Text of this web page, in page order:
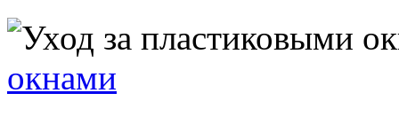
окнами